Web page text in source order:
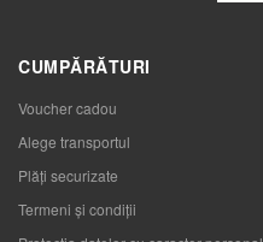
CUMPĂRĂTURI
Voucher cadou
Alege transportul
Plăți securizate
Termeni și condiții